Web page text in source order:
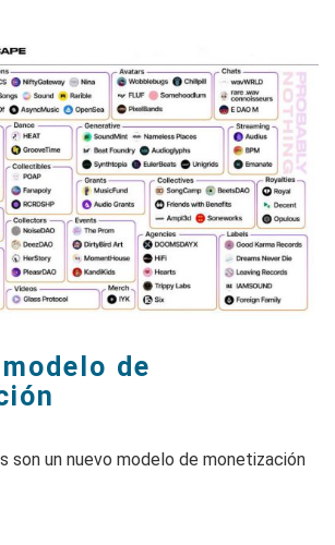
de
son un nuevo modelo de monetización